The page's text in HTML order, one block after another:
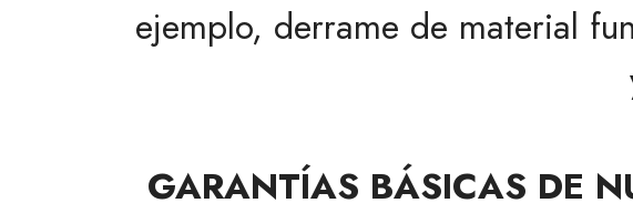
ejemplo, derrame de material
GARANTÍAS BÁSICAS DE